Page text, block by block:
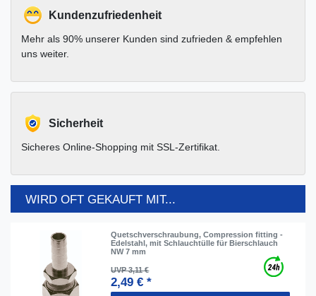
Kundenzufriedenheit
Mehr als 90% unserer Kunden sind zufrieden & empfehlen
uns weiter.
Sicherheit
Sicheres Online-Shopping mit SSL-Zertifikat.
WIRD OFT GEKAUFT MIT...
Quetschverschraubung, Compression fitting -
Edelstahl, mit Schlauchtülle für Bierschlauch
NW 7 mm
UVP 3,11 €
2,49 € *